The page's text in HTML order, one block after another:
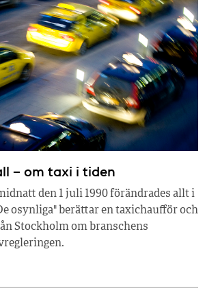
– om taxi i tiden
den 1 juli 1990 förändrades allt i
osynliga" berättar en taxichaufför och
Stockholm om branschens